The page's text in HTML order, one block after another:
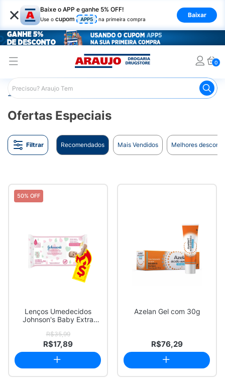
× Baixe o APP e ganhe 5% OFF!
Use o cupom APP5 na primeira compra
Baixar
0
Araujo Midia
Ofertas Especiais
Filtrar Recomendados Mais Vendidos Melhores
50% OFF
Lenços Umedecidos
Johnson's Baby Extra
R$35,99
R$17,89
Azelan Gel com 30g
R$76,29